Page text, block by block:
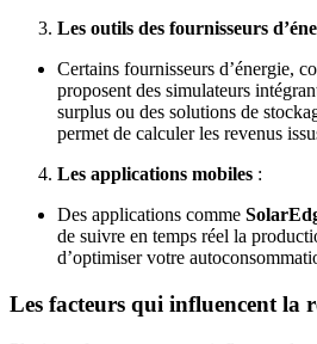
Les outils des fournisseurs
Certains fournisseurs d’énergie,
proposent des simulateurs
surplus ou des solutions de
permet de calculer les revenus
Les applications mobiles :
Des applications comme
de suivre en temps réel la
d’optimiser votre
Les facteurs qui influencent la